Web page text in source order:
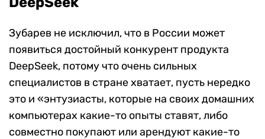
Зубарев не исключил, что в России может
появиться достойный конкурент продукта
DeepSeek, потому что очень сильных
специалистов в стране хватает, пусть нередко
это и «энтузиасты, которые на своих домашних
компьютерах какие-то опыты ставят, либо
совместно покупают или арендуют какие-то